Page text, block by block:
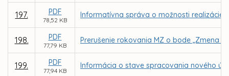
197. PDF
78,52 KB
Informatívna správa o možnosti realizácie
198. PDF
77,79 KB
Prerušenie rokovania MZ o bode „Zmena
199. PDF
77,94 KB
Informácia o stave spracovania nového